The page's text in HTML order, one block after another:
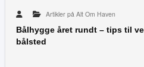
Artikler på Alt Om Haven
Bålhygge året rundt – tips til
bålsted